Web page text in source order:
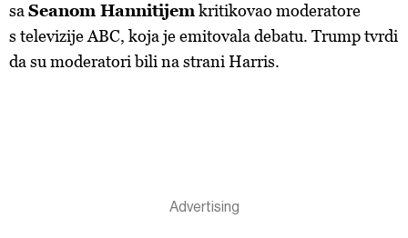
sa Seanom Hannitijemkritikovao moderatore
s televizije ABC, koja je emitovala debatu. Trump tvrdi
da su moderatori bili na strani Harris.